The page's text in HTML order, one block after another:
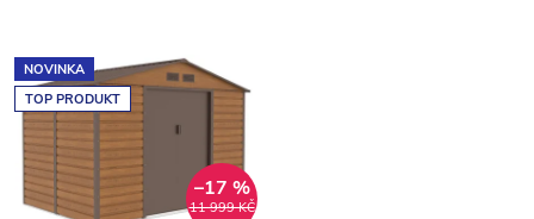
t
ů
t
ů
NOVINKA
TOP PRODUKT
11 999 KČ
–17 %